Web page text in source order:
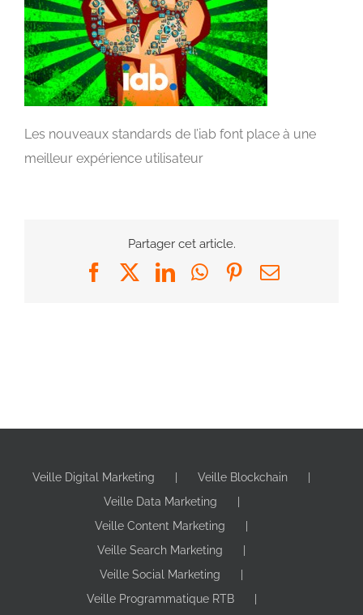
Les nouveaux standards de l’iab font place à une
meilleur expérience utilisateur
Partager cet article.
FacebookLinkedInWhatsApp
Pinterest
Email
Veille Digital Marketing
Veille Blockchain
Veille Data Marketing
Veille Content Marketing
Veille Search Marketing
Veille Social Marketing
Veille Programmatique RTB